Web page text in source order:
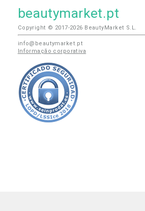
beautymarket.pt
Copyright © 2017-2026 BeautyMarket S.L.
info@beautymarket.pt
Informação corporativa